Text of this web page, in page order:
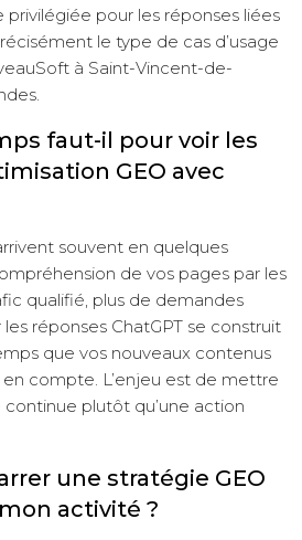
pour les réponses liées
le type de cas d’usage
à Saint-Vincent-de-
faut-il pour voir les
GEO avec
souvent en quelques
de vos pages par les
qualifié, plus de demandes
les réponses ChatGPT se construit
que vos nouveaux contenus
compte. L’enjeu est de mettre
plutôt qu’une action
une stratégie GEO
activité ?